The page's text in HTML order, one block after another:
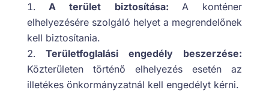
A terület biztosítása: A konténer
elhelyezésére szolgáló helyet a megrendelőnek
kell biztosítania.
Területfoglalási engedély beszerzése:
Közterületen történő elhelyezés esetén az
illetékes önkormányzatnál kell engedélyt kérni.